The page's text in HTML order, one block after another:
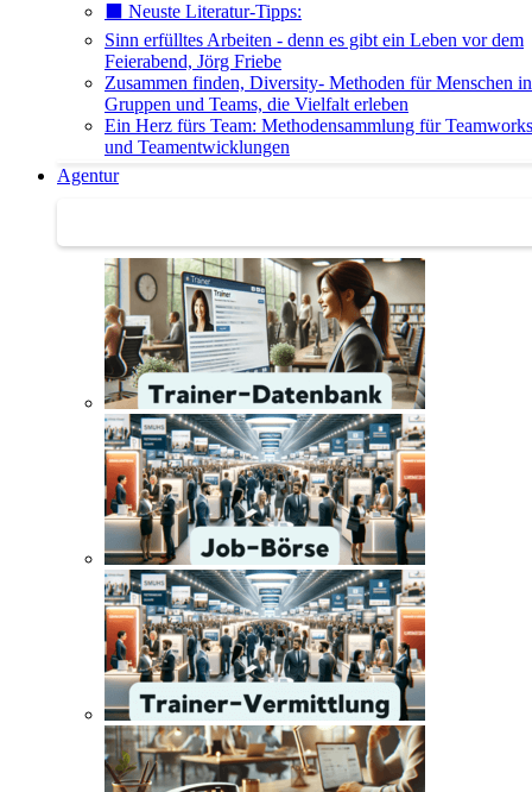
⬛️ Neuste Literatur-Tipps:
Sinn erfülltes Arbeiten - denn es gibt ein Leben vor dem
Feierabend, Jörg Friebe
Zusammen finden, Diversity- Methoden für Menschen in
Gruppen und Teams, die Vielfalt erleben
Ein Herz fürs Team: Methodensammlung für
und Teamentwicklungen
Agentur